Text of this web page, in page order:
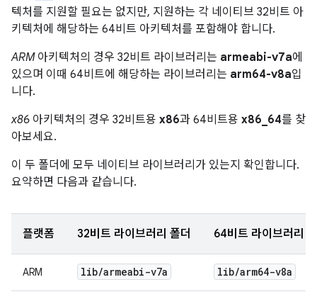
텍처를 지원할 필요는 없지만, 지원하는 각 네이티브 32비트 아
키텍처에 해당하는 64비트 아키텍처를 포함해야 합니다.
ARM아키텍처의 경우 32비트 라이브러리는 armeabi-v7a에
있으며 이때 64비트에 해당하는 라이브러리는 arm64-v8a입
니다.
x86 아키텍처의 경우 32비트용 x86과 64비트용 x86_64를 찾
아보세요.
이 두 폴더에 모두 네이티브 라이브러리가 있는지 확인합니다.
요약하면 다음과 같습니다.
플랫폼 32비트 라이브러리 폴더 64비트 라이브러리
ARM lib/armeabi-v7a lib/arm64-v8a